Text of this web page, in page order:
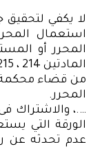
لا يكفي
استعمال
المحرر أو
المادتين 214 ، 215 عقوبات .
من قضاء محكمة
المحرر.
….، والاشتراك
الورقة التي
عدم تحدثه عن